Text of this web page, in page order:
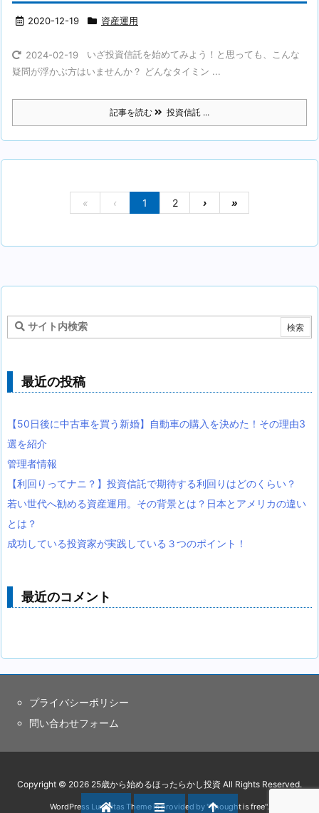
2020-12-19 資産運用
2024-02-19
いざ投資信託を始めてみよう！と思っても、こんな
疑問が浮かぶ方はいませんか？ どんなタイミン ...
記事を読む 投資信託 ...
« ‹ 1 2 › »
最近の投稿
【50日後に中古車を買う新婚】自動車の購入を決めた！その理由3
選を紹介
管理者情報
【利回りってナニ？】投資信託で期待する利回りはどのくらい？
若い世代へ勧める資産運用。その背景とは？日本とアメリカの違い
とは？
成功している投資家が実践している３つのポイント！
最近のコメント
プライバシーポリシー
問い合わせフォーム
Copyright © 2026 25歳から始めるほったらかし投資 All Rights Reserved.
WordPress Luxeritas Theme is provided by "Thought is free".